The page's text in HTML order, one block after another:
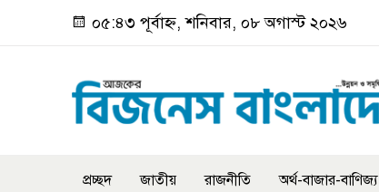
০৫:৪৩ পূর্বাহ্ন, শনিবার, ০৮ অগাস্ট ২০২৬
প্রচ্ছদ জাতীয় রাজনীতি অর্থ-বাজার-বাণিজ্য